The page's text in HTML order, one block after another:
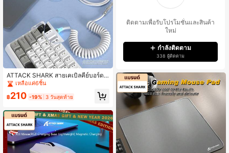
ATTACK SHARK สายเคเบิลคีย์บอร์ด
RGB Spiral ความละเอียดสูงพิเศษ C0
1, สายเคเบิลคีย์บอร์ดเกมมิ่งแบบปลั๊กกา
รบิน USB-C ที่ทำขึ้นเอง, การออกแบบ
เร็วสูง Type-C เป็น USB-A 2M, ปลั๊กก
ารบินโลหะแบบถอดได้, เหมาะสำหรับนั
กเล่นเกม PC
เหลือแค่6ชิ้น
฿210 -19% 3 วันสุดท้าย
ติดตามเพื่อรับโปรโมชั่นและสินค้า
ใหม่
กำลังติดตาม
338 ผู้ติดตาม